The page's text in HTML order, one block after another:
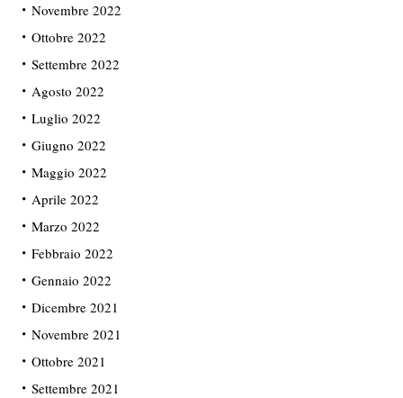
Novembre 2022
Ottobre 2022
Settembre 2022
Agosto 2022
Luglio 2022
Giugno 2022
Maggio 2022
Aprile 2022
Marzo 2022
Febbraio 2022
Gennaio 2022
Dicembre 2021
Novembre 2021
Ottobre 2021
Settembre 2021